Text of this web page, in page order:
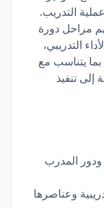
التدريب.
مراحل دورة
التدريبي،
يتناسب مع
إلى تنفيذ
ودور المدرب
وعناصرها